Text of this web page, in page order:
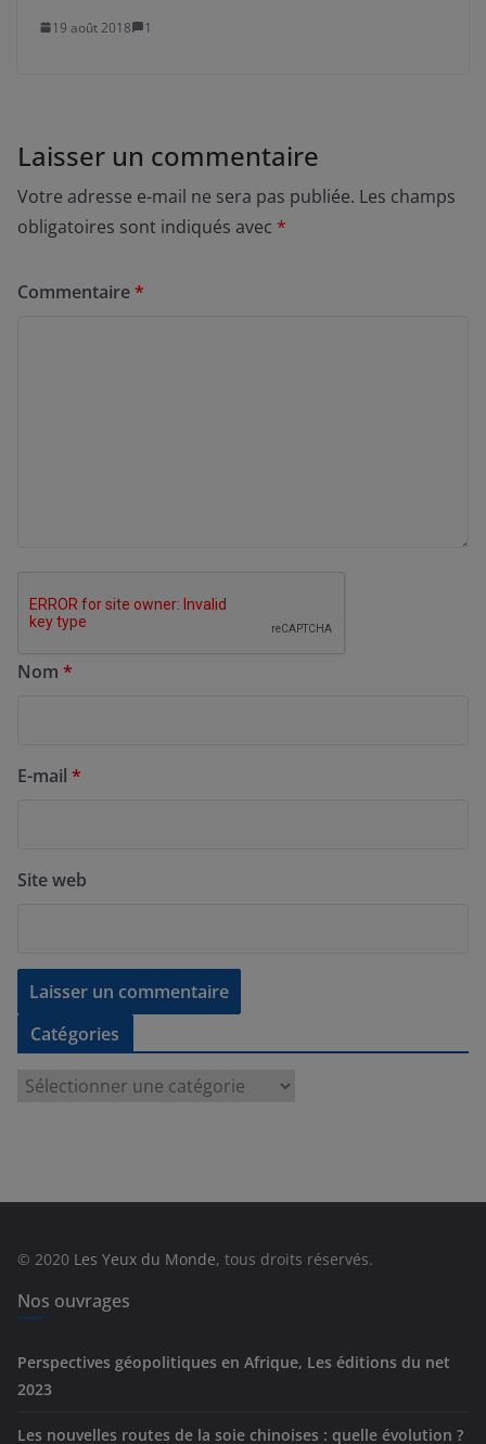
19 août 2018 1
Laisser un commentaire
Votre adresse e-mail ne sera pas publiée. Les champs
obligatoires sont indiqués avec *
Commentaire*
Nom *
E-mail *
Site web
Catégories
e
s
© 2020 Les Yeux du Monde, tous droits réservés.
Nos ouvrages
Perspectives géopolitiques en Afrique, Les éditions du net
2023
Les nouvelles routes de la soie chinoises : quelle évolution ?